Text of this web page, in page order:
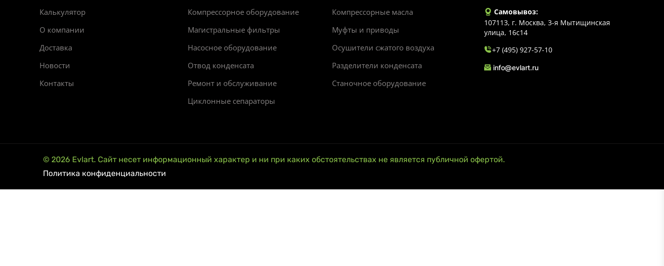
Калькулятор
О компании
Доставка
Новости
Контакты
Компрессорное оборудование
Компрессорные масла
Магистральные фильтры
Муфты и приводы
Насосное оборудование
Осушители сжатого воздуха
Отвод конденсата
Разделители конденсата
Ремонт и обслуживание
Станочное оборудование
Циклонные сепараторы
Самовывоз:
107113, г. Москва, 3-я Мытищинская
улица, 16с14
+7 (495) 927-57-10
info@evlart.ru
© 2026 Evlart. Сайт несет информационный характер и ни при каких обстоятельствах не является публичной офертой.
Политика конфиденциальности